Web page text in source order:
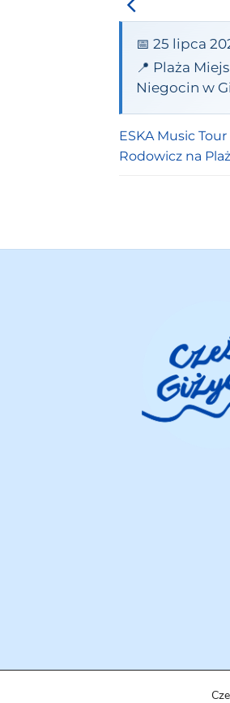
📅 25 lipca
📍 Plaża
Niegocin w
ESKA Music
Rodowicz na